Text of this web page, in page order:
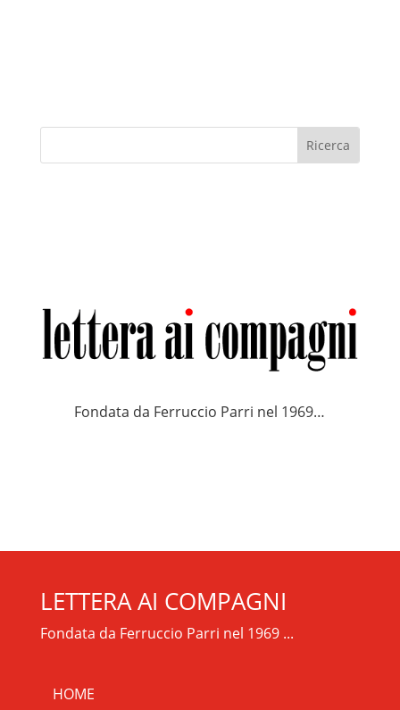
Fondata da Ferruccio Parri nel 1969…
LETTERA AI COMPAGNI
Fondata da Ferruccio Parri nel 1969 ...
HOME